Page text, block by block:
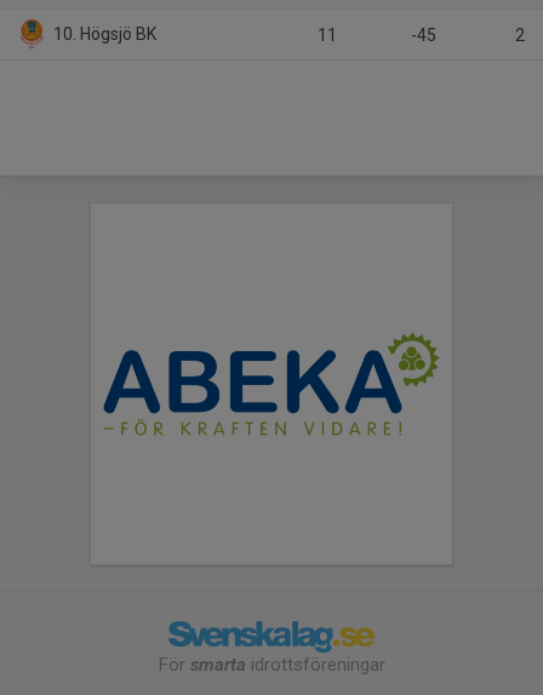
10. Högsjö BK 11 -45 2
För smarta idrottsföreningar